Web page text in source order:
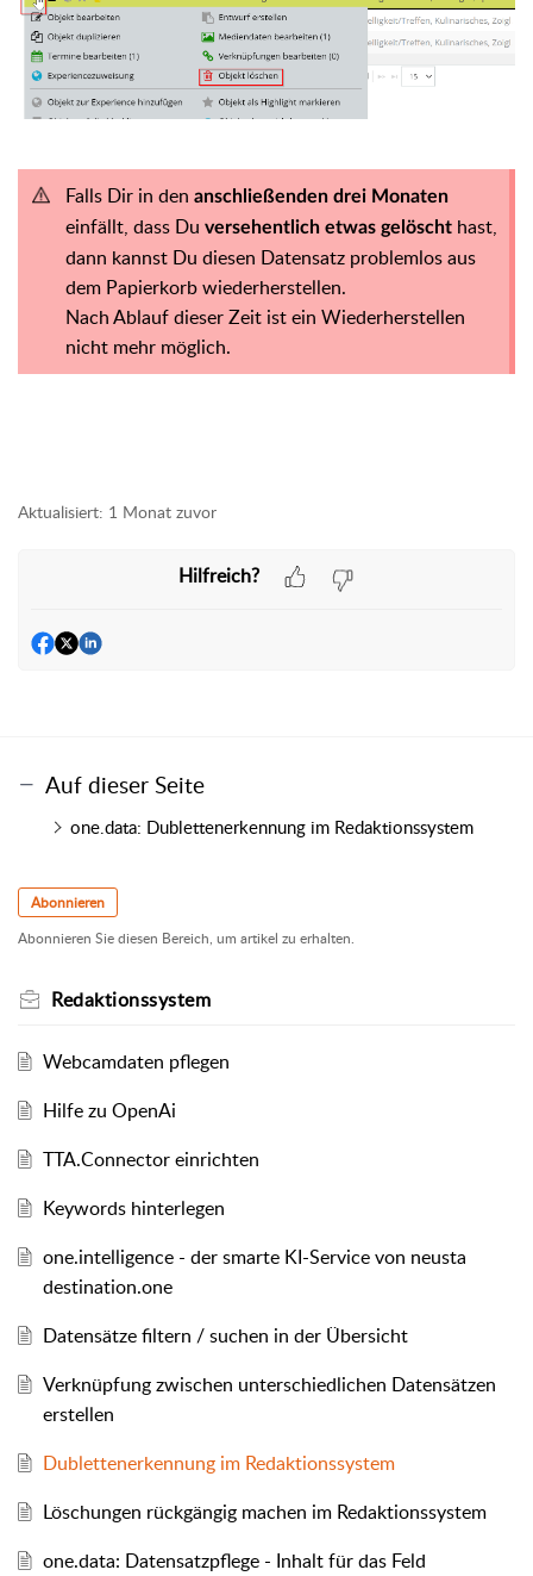
Falls Dir in den anschließenden drei Monaten
einfällt, dass Du versehentlich etwas gelöscht hast,
dann kannst Du diesen Datensatz problemlos aus
dem Papierkorb wiederherstellen.
Nach Ablauf dieser Zeit ist ein Wiederherstellen
nicht mehr möglich.
Aktualisiert: 1 Monat zuvor
Hilfreich?
Auf dieser Seite
one.data: Dublettenerkennung im Redaktionssystem
Abonnieren
Abonnieren Sie diesen Bereich, um artikel zu erhalten.
Redaktionssystem
Webcamdaten pflegen
Hilfe zu OpenAi
TTA.Connector einrichten
Keywords hinterlegen
one.intelligence - der smarte KI-Service von neusta
destination.one
Datensätze filtern / suchen in der Übersicht
Verknüpfung zwischen unterschiedlichen Datensätzen
erstellen
Dublettenerkennung im Redaktionssystem
Löschungen rückgängig machen im Redaktionssystem
one.data: Datensatzpflege - Inhalt für das Feld